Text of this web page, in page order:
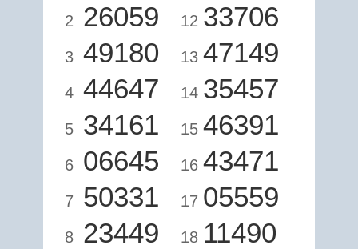
2 26059
3 49180
4 44647
5 34161
6 06645
7 50331
8 23449
12 33706
13 47149
14 35457
15 46391
16 43471
17 05559
18 11490